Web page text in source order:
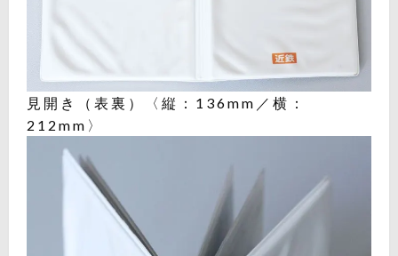
見開き（表裏）〈縦：136mm／横：
212mm〉